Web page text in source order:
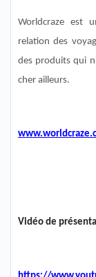
Worldcraze est
relation des
des produits qui
cher ailleurs.
Vidéo de